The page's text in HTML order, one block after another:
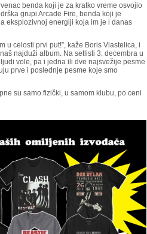
benda koji je za kratko vreme osvojio
grupi Arcade Fire, benda koji je
eksplozivnoj energiji koja im je i danas
u celosti prvi put!”, kaže Boris Vlastelica, i
najduži album. Na setlisti 3. decembra u
vole, pa i jedna ili dve najsvežije pesme
prve i poslednje pesme koje smo
su samo fizički, u samom klubu, po ceni